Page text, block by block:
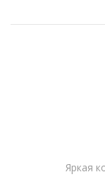
Яркая